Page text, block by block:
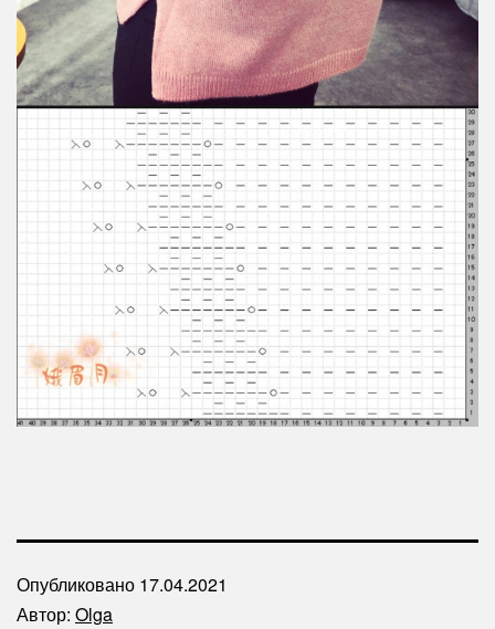
Опубликовано 17.04.2021
Автор: Olga